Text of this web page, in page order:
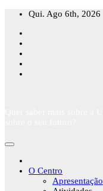
Skip
content
Qui. Ago 6th, 2026
O Centro
Apresentação